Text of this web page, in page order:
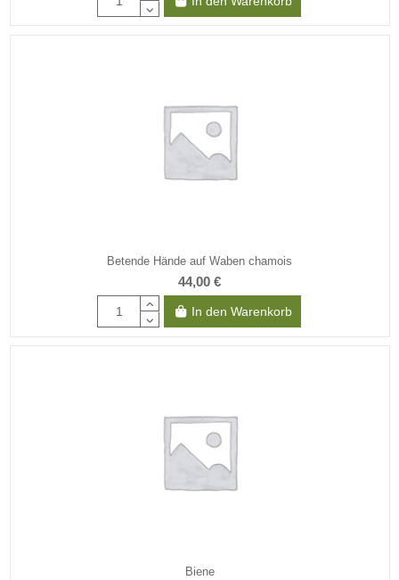
Betende Hände auf Waben chamois
44,00 €
In den Warenkorb
Biene